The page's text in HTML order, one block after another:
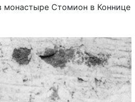
монастыре Стомион в Коннице